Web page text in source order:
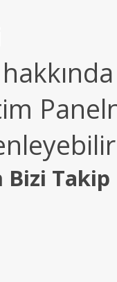
Bizi Takip